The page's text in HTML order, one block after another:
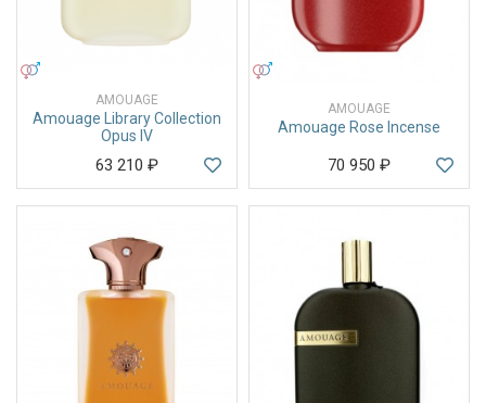
AMOUAGE
Amouage Library Collection
Opus IV
63 210 ₽
AMOUAGE
Amouage Rose Incense
70 950 ₽